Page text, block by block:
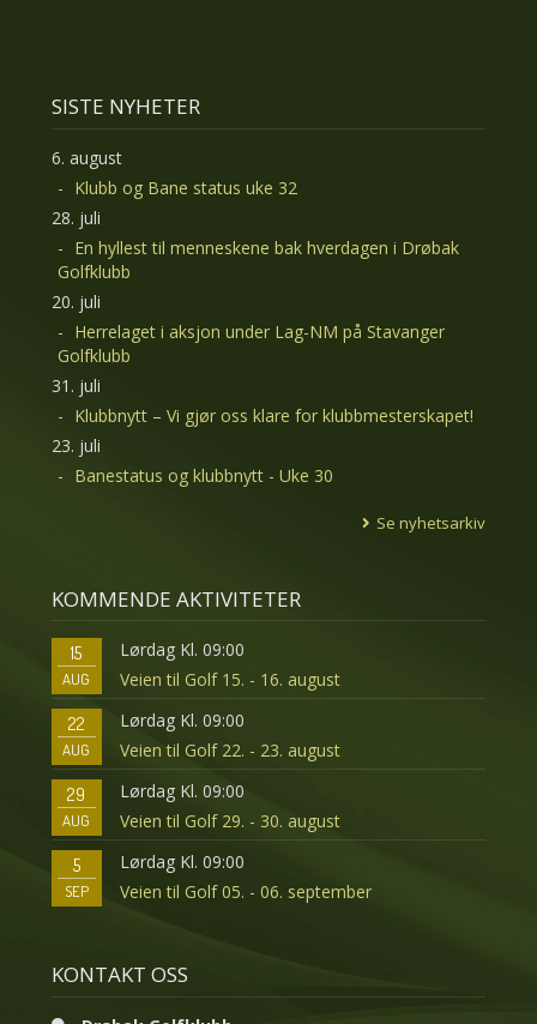
SISTE NYHETER
6. august
Klubb og Bane status uke 32
28. juli
En hyllest til menneskene bak hverdagen i Drøbak
Golfklubb
20. juli
Herrelaget i aksjon under Lag-NM på Stavanger
Golfklubb
31. juli
Klubbnytt – Vi gjør oss klare for klubbmesterskapet!
23. juli
Banestatus og klubbnytt - Uke 30
Se nyhetsarkiv
KOMMENDE AKTIVITETER
15
AUG
Lørdag Kl. 09:00
Veien til Golf 15. - 16. august
22
AUG
Lørdag Kl. 09:00
Veien til Golf 22. - 23. august
29
AUG
Lørdag Kl. 09:00
Veien til Golf 29. - 30. august
5
SEP
Lørdag Kl. 09:00
Veien til Golf 05. - 06. september
KONTAKT OSS